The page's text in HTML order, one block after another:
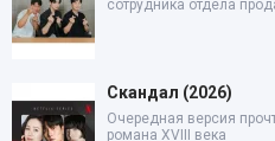
сотрудника отдела
Скандал (2026)
Очередная версия
романа XVIII века